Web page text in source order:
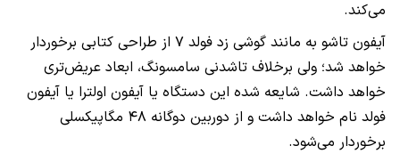
می‌کند.
آیفون تاشو به مانند گوشی زد فولد ۷ از طراحی کتابی برخوردار
خواهد شد؛ ولی برخلاف تاشدنی سامسونگ، ابعاد عریض‌تری
خواهد داشت. شایعه شده این دستگاه یا آیفون اولترا یا آیفون
فولد نام خواهد داشت و از دوربین دوگانه ۴۸ مگاپیکسلی
برخوردار می‌شود.